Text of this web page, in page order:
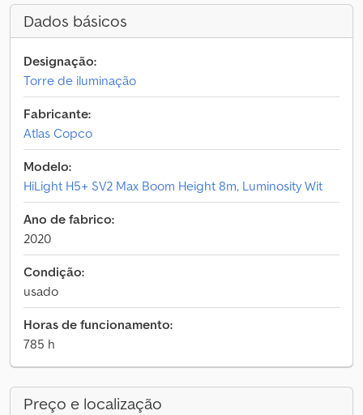
Dados básicos
Designação:
Torre de iluminação
Fabricante:
Atlas Copco
Modelo:
HiLight H5+ SV2 Max Boom Height 8m, Luminosity Wit
Ano de fabrico:
2020
Condição:
usado
Horas de funcionamento:
785 h
Preço e localização